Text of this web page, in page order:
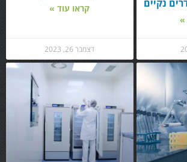
נקיים
»
קראו עוד »
דצמבר 26, 2023